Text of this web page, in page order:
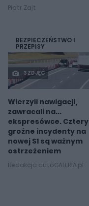
Piotr Zajt
BEZPIECZEŃSTWO I
PRZEPISY
3 ZDJĘĆ
Wierzyli nawigacji,
zawracali na...
ekspresówce. Cztery
groźne incydenty na
nowej S1 są ważnym
ostrzeżeniem
Redakcja autoGALERIA.pl